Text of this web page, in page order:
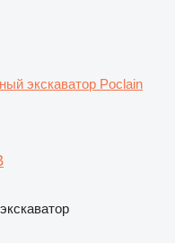
экскаватор Poclain